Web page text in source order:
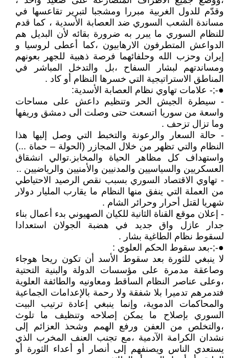
وقدّم للدول الغربية مبررا ومشجبا لتبرير تقاعسها في
مساندة الشعب السوري ضد العصابة الأسدية ، كما قدم
للنظام السوري ما يبرر به ضرورة بقائه لأن البديل هم
الدواعش المتطرفون الارهابيون ،كما أعطى لروسيا و
إيران وحزب الله وحلفائهما فرصة ذهبية للجهر بعونهم
ومساندتهم لبشار السفاح ،بل والتدخل المباشر في
المناطق الاستراتيجية التي خسرها النظام أو كاد .
●-;- علامات تهاوي نظام العصابة الأسدية:
- سيطرة الجيش الحر وتنظيم داعش على مساحات
واسعة من سوريا اتسعت حتى وصلت الى دمشق وريفها
وما تزال تزحف .
- حالة السعار والرعونة والتخبط التي وصل إليها هذا
النظام والتي تظهر من خلال المجازر (الحولة – حماة ...)
واستهداف كل مظاهر الحياة والمخابز.توالي انشقاق
العسكريين والسياسيين والمدنيين والأمنيين والرياضيين ..
- تهاوي الاقتصاد السوري بسبب نقص الرصيد الاحتياطي
من العملة التي ينفق منها النظام ما يقارب المليار دولار
شهريا لقتل أحرار وحرائر الشام .
- إعلان موقع القناة الثانية للكيان الصهيوني بدء أعمال بناء
جدار عازل واق جديد في هضبة الجولان استعدادا
لسقوط نظام الطاغية بشار .
●-;-بعد سقوط الحكم العلوي :
لا ينبغي للثورة بعد سقوط الأسد أن تكون ريحا هوجاء
وصاعقة مدمرة على مؤسسات الدولة والبنية التحتية
،وعلى عناصر النظام الساقط ومعاونيه والطائفة العلوية
فتدمرهم تدميرا بلا شفقة ولا رحمة بالإعدامات الجماعية
والمحاكمات الدموية، وإنما ينبغي إعادة ترتيب البيت
السوري بإصلاح ما يمكن إصلاحه وتنظيف ما تلوث
،والتخلص من العفن ورفع الهمم وشحذ العزائم إلى
نشدان الكرامة الآدمية ،مع تجنب العنف المخرب الذي
يستعدي الناس ويصنفهم إلى أنصار أو أعداء الثورة أو